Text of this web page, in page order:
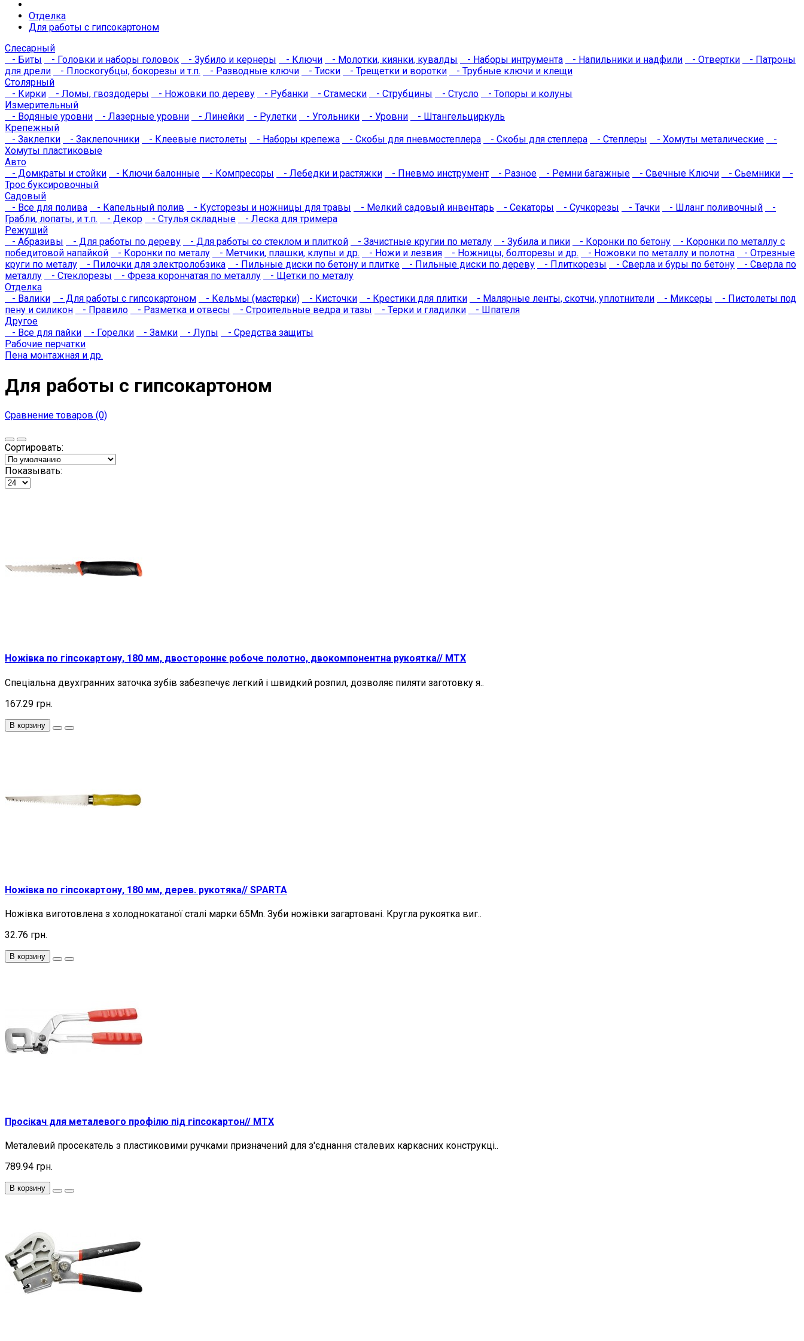
Отделка
Для работы с гипсокартоном
Слесарный
- Биты
- Головки и наборы головок - Зубило и кернеры - Ключи - Молотки, киянки, кувалды - Наборы интрумента - Напильники и надфили - Отвертки
- Патроны
для дрели
- Плоскогубцы, бокорезы и т.п. - Разводные ключи - Тиски - Трещетки и воротки
- Трубные ключи и клещи
Столярный
- Кирки
- Ломы, гвоздодеры - Ножовки по дереву - Рубанки - Стамески - Струбцины - Стусло
- Топоры и колуны
Измерительный
- Водяные уровни
- Лазерные уровни - Линейки - Рулетки - Угольники - Уровни
- Штангельциркуль
Крепежный
- Заклепки
- Заклепочники - Клеевые пистолеты - Наборы крепежа - Скобы для пневмостеплера - Скобы для степлера - Степлеры - Хомуты металические
-
Хомуты пластиковые
Авто
- Домкраты и стойки
- Ключи балонные - Компресоры - Лебедки и растяжки - Пневмо инструмент - Разное - Ремни багажные - Свечные Ключи - Сьемники
-
Трос буксировочный
Садовый
- Все для полива
- Капельный полив - Кусторезы и ножницы для травы - Мелкий садовый инвентарь - Секаторы - Сучкорезы - Тачки - Шланг поливочный
-
Грабли, лопаты, и т.п.
- Декор - Стулья складные
- Леска для тримера
Режущий
- Абразивы
- Для работы по дереву - Для работы со стеклом и плиткой - Зачистные кругии по металу - Зубила и пики - Коронки по бетону
- Коронки по металлу с
победитовой напайкой
- Коронки по металу - Метчики, плашки, клупы и др. - Ножи и лезвия - Ножницы, болторезы и др. - Ножовки по металлу и полотна
- Отрезные
круги по металу
- Пилочки для электролобзика - Пильные диски по бетону и плитке - Пильные диски по дереву - Плиткорезы - Сверла и буры по бетону
- Сверла по
металлу
- Стеклорезы - Фреза корончатая по металлу
- Щетки по металу
Отделка
- Валики
- Для работы с гипсокартоном - Кельмы (мастерки) - Кисточки - Крестики для плитки - Малярные ленты, скотчи, уплотнители - Миксеры
- Пистолеты под
пену и силикон
- Правило - Разметка и отвесы - Строительные ведра и тазы - Терки и гладилки
- Шпателя
Другое
- Все для пайки
- Горелки - Замки - Лупы
- Средства защиты
Рабочие перчатки
Пена монтажная и др.
Для работы с гипсокартоном
Сравнение товаров (0)
Сортировать:
Показывать:
Ножівка по гіпсокартону, 180 мм, двостороннє робоче полотно, двокомпонентна рукоятка// MTX
Спеціальна двухгранних заточка зубів забезпечує легкий і швидкий розпил, дозволяє пиляти заготовку я..
167.29 грн.
В корзину
Ножівка по гіпсокартону, 180 мм, дерев. рукотяка// SPARTA
Ножівка виготовлена з холоднокатаної сталі марки 65Mn. Зуби ножівки загартовані. Кругла рукоятка виг..
32.76 грн.
В корзину
Просікач для металевого профілю під гіпсокартон// MTX
Металевий просекатель з пластиковими ручками призначений для з'єднання сталевих каркасних конструкці..
789.94 грн.
В корзину